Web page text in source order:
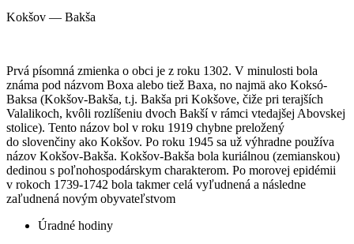
Kokšov — Bakša
Prvá písomná zmienka o obci je z roku 1302. V minulosti bola
známa pod názvom Boxa alebo tiež Baxa, no najmä ako Koksó-
Baksa (Kokšov-Bakša, t.j. Bakša pri Kokšove, čiže pri terajších
Valalikoch, kvôli rozlíšeniu dvoch Bakší v rámci vtedajšej Abovskej
stolice). Tento názov bol v roku 1919 chybne preložený
do slovenčiny ako Kokšov. Po roku 1945 sa už výhradne používa
názov Kokšov-Bakša. Kokšov-Bakša bola kuriálnou (zemianskou)
dedinou s poľnohospodárskym charakterom. Po morovej epidémii
v rokoch 1739-1742 bola takmer celá vyľudnená a následne
zaľudnená novým obyvateľstvom
Úradné hodiny